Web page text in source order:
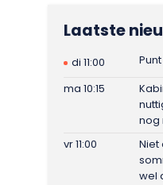
Laatste
di 11:00
ma 10:15
nog
vr 11:00
Niet
wel